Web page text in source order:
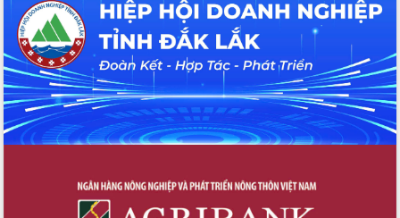
Tháo gỡ những vướng mắc, đẩy mạnh
công tác cải cách thủ tục hành chính
tại Trung tâm Phục vụ hành chính
công tỉnh
Đắk Lắk: Tôn vinh 46 giải pháp tại Hội
thi Sáng tạo Kỹ thuật 2024 - 2025
Đắk Lắk rà soát, điều chỉnh Đề án 190
Trương Công Thái kiểm tra thực địa
Dự án cao tốc Khánh Hòa - Buôn Ma